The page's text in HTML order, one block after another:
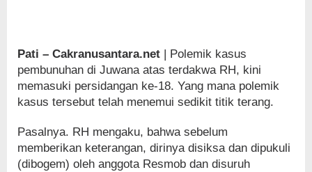
Pati – Cakranusantara.net | Polemik kasus
pembunuhan di Juwana atas terdakwa RH, kini
memasuki persidangan ke-18. Yang mana polemik
kasus tersebut telah menemui sedikit titik terang.
Pasalnya. RH mengaku, bahwa sebelum
memberikan keterangan, dirinya disiksa dan dipukuli
(dibogem) oleh anggota Resmob dan disuruh